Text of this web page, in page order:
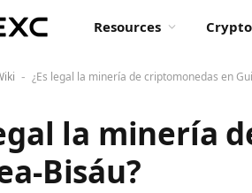
Resources
- ¿Es legal la minería de criptomonedas en
la minería
Bisáu?